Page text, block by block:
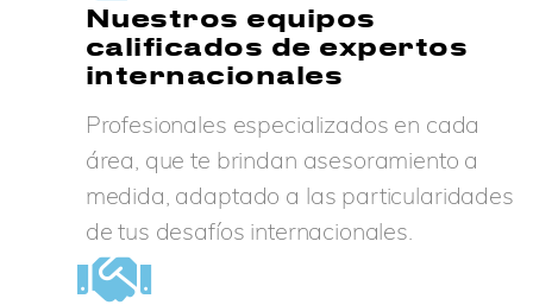
Nuestros equipos
calificados de expertos
internacionales
Profesionales especializados en cada
área, que te brindan asesoramiento a
medida, adaptado a las particularidades
de tus desafíos internacionales.